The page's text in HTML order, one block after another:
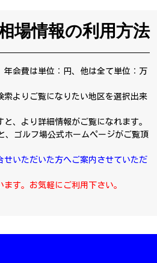
場情報の利用方法
年会費は単位：円、他は全て単位：万
索よりご覧になりたい地区を選択出来
、より詳細情報がご覧になれます。
、ゴルフ場公式ホームページがご覧頂
せいただいた方へご案内させていただ
す。お気軽にご利用下さい。